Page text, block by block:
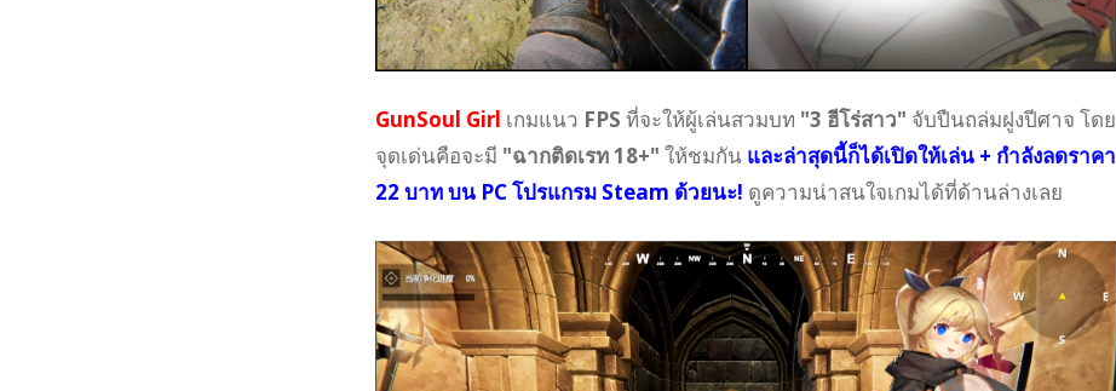
GunSoul Girl เกมแนว FPS ที่จะให้ผู้เล่นสวมบท "3 ฮีโร่สาว" จับปืนถล่มฝูงปีศาจ โดย
จุดเด่นคือจะมี "ฉากติดเรท 18+" ให้ชมกัน และล่าสุดนี้ก็ได้เปิดให้เล่น + กำลังลดราคา
22 บาท บน PC โปรแกรม Steam ด้วยนะ! ดูความน่าสนใจเกมได้ที่ด้านล่างเลย